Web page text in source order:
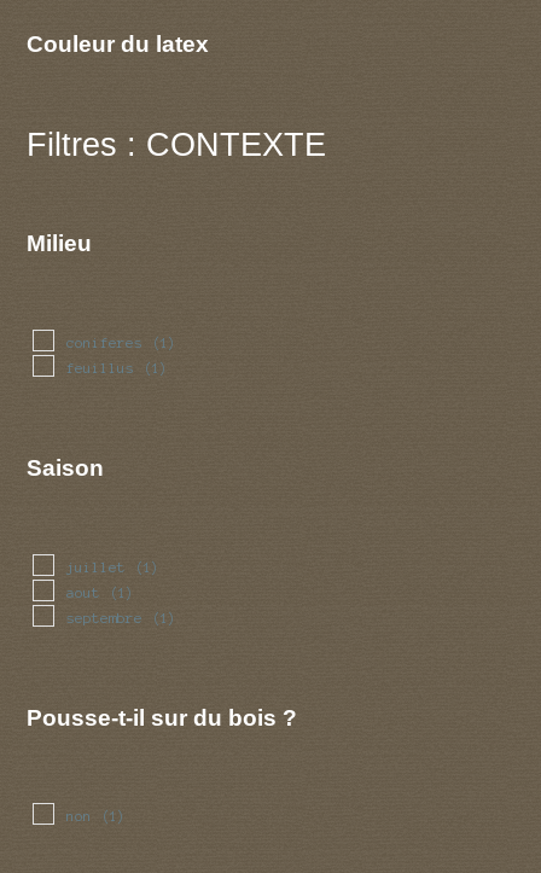
Couleur du latex
Filtres : CONTEXTE
Milieu
coniferes (1)
feuillus (1)
Saison
juillet (1)
aout (1)
septembre (1)
Pousse-t-il sur du bois ?
non (1)